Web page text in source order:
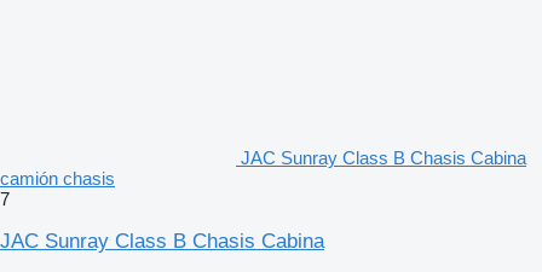
JAC Sunray Class B Chasis Cabina
camión chasis
7
JAC Sunray Class B Chasis Cabina